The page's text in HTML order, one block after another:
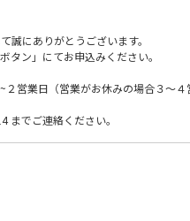
誠にありがとうございます。
タン」にてお申込みください。
営業日（営業がお休みの場合３〜４
でご連絡ください。